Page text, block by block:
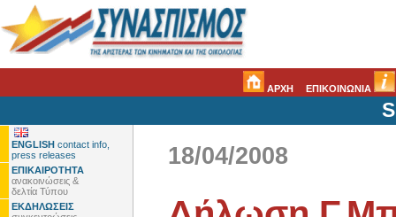
ΑΡΧΗ ΕΠΙΚΟΙΝΩΝΙΑ
ENGLISH contact info,
press releases
ΕΠΙΚΑΙΡΟΤΗΤΑ
ανακοινώσεις &
δελτία Τύπου
ΕΚΔΗΛΩΣΕΙΣ
18/04/2008